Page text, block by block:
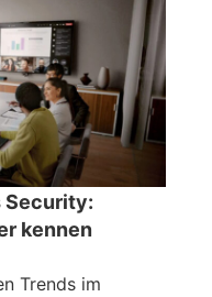
Security:
kennen
Trends im